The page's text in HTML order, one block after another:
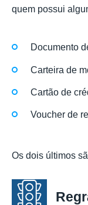
quem possui
Documento
Carteira de
Cartão de
Voucher de
Os dois últimos